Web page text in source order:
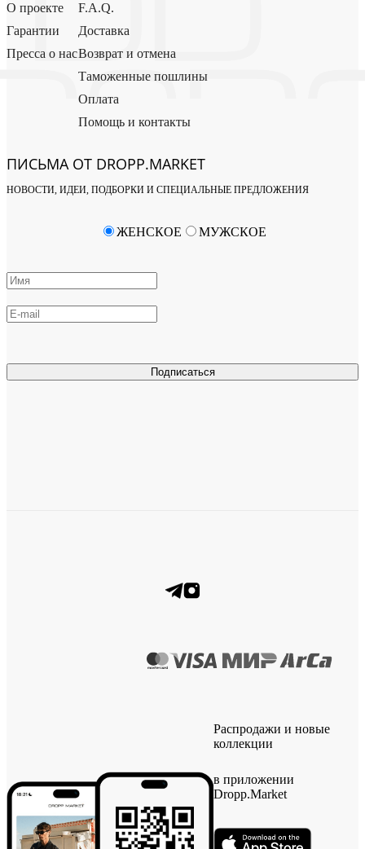
О проекте
Гарантии
Пресса о нас
F.A.Q.
Доставка
Возврат и отмена
Таможенные пошлины
Оплата
Помощь и контакты
ПИСЬМА ОТ DROPP.MARKET
НОВОСТИ, ИДЕИ, ПОДБОРКИ И СПЕЦИАЛЬНЫЕ ПРЕДЛОЖЕНИЯ
Подписаться
ЖЕНСКОЕ МУЖСКОЕ
Распродажи и новые
коллекции
в приложении
Dropp.Market